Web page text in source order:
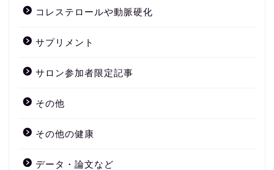
コレステロールや動脈硬化
サプリメント
サロン参加者限定記事
その他
その他の健康
データ・論文など